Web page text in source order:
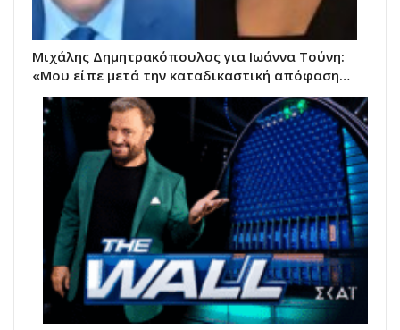
Μιχάλης Δημητρακόπουλος για Ιωάννα Τούνη:
«Μου είπε μετά την καταδικαστική απόφαση…